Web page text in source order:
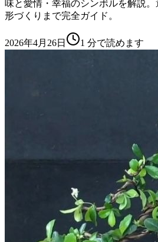
味と愛情・幸福のシンボルを解説
形づくりまで完全ガイド。
2026年4月26日 1 分で読めます